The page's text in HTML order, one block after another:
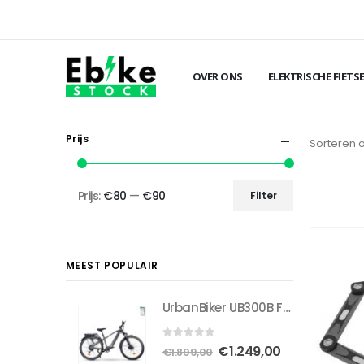
OVER ONS ELEKTRISCHE
Sorteren
Prijs
Min.
Max.
Filter
Prijs: €80 — €90
MEEST POPULAIR
UrbanBiker UB300B FE | Trekking E-Bike Volledig uitgerust | Actieradius tot 140 km
€1.899,00 Oorspronkelijke
€1.249,00Huidige